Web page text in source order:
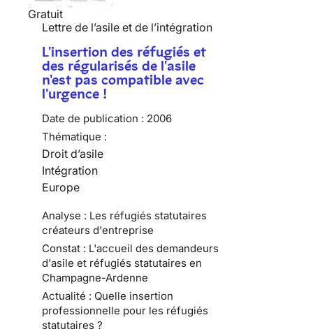
Gratuit
Lettre de l’asile et de l’intégration
L'insertion des réfugiés et
des régularisés de l'asile
n'est pas compatible avec
l'urgence !
Date de publication : 2006
Thématique :
Droit d’asile
Intégration
Europe
Analyse : Les réfugiés statutaires
créateurs d'entreprise
Constat : L'accueil des demandeurs
d'asile et réfugiés statutaires en
Champagne-Ardenne
Actualité : Quelle insertion
professionnelle pour les réfugiés
statutaires ?